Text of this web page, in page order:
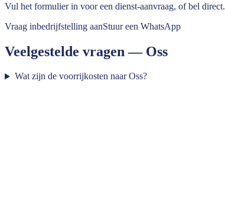
Vul het formulier in voor een dienst-aanvraag, of bel direct.
Vraag inbedrijfstelling aanStuur een WhatsApp
Veelgestelde vragen — Oss
Wat zijn de voorrijkosten naar Oss?